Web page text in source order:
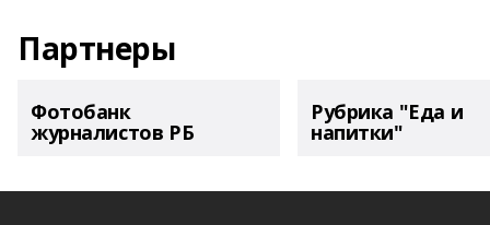
Партнеры
Фотобанк
журналистов РБ
Рубрика "Еда и
напитки"